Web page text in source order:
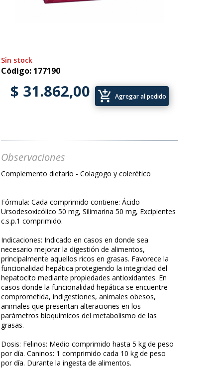
Sin stock
Código: 177190
$ 31.862,00 add_shopping_cart Agregar al pedido
Observaciones
Complemento dietario - Colagogo y colerético
Fórmula: Cada comprimido contiene: Ácido
Ursodesoxicólico 50 mg, Silimarina 50 mg, Excipientes
c.s.p.1 comprimido.
Indicaciones: Indicado en casos en donde sea
necesario mejorar la digestión de alimentos,
principalmente aquellos ricos en grasas. Favorece la
funcionalidad hepática protegiendo la integridad del
hepatocito mediante propiedades antioxidantes. En
casos donde la funcionalidad hepática se encuentre
comprometida, indigestiones, animales obesos,
animales que presentan alteraciones en los
parámetros bioquímicos del metabolismo de las
grasas.
Dosis: Felinos: Medio comprimido hasta 5 kg de peso
por día. Caninos: 1 comprimido cada 10 kg de peso
por día. Durante la ingesta de alimentos.